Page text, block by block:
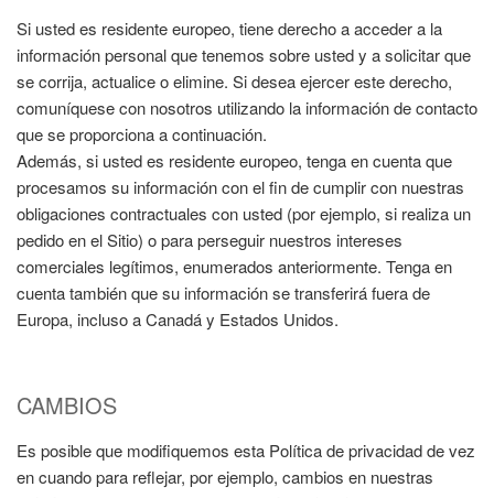
Si usted es residente europeo, tiene derecho a acceder a la
información personal que tenemos sobre usted y a solicitar que
se corrija, actualice o elimine. Si desea ejercer este derecho,
comuníquese con nosotros utilizando la información de contacto
que se proporciona a continuación.
Además, si usted es residente europeo, tenga en cuenta que
procesamos su información con el fin de cumplir con nuestras
obligaciones contractuales con usted (por ejemplo, si realiza un
pedido en el Sitio) o para perseguir nuestros intereses
comerciales legítimos, enumerados anteriormente. Tenga en
cuenta también que su información se transferirá fuera de
Europa, incluso a Canadá y Estados Unidos.
CAMBIOS
Es posible que modifiquemos esta Política de privacidad de vez
en cuando para reflejar, por ejemplo, cambios en nuestras